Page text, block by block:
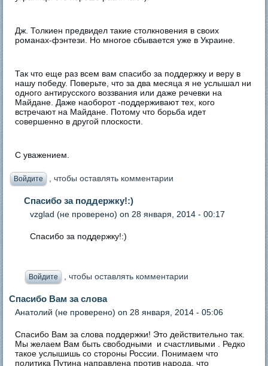
Дж. Толкиен предвидел такие столкновения в своих
романах-фэнтези. Но многое сбывается уже в Украине.
Так что еще раз всем вам спасибо за поддержку и веру в
нашу победу. Поверьте, что за два месяца я не услышал ни
одного антирусского воззвания или даже речевки на
Майдане. Даже наоборот -поддерживают тех, кого
встречают на Майдане. Потому что борьба идет
совершенно в другой плоскости.
С уважением.
Войдите , чтобы оставлять комментарии
Спасибо за поддержку!:)
vzglad (не проверено) on 28 января, 2014 - 00:17
Спасибо за поддержку!:)
Войдите , чтобы оставлять комментарии
Спасибо Вам за слова
Анатолий (не проверено) on 28 января, 2014 - 05:06
Спасибо Вам за слова поддержки! Это действительно так.
Мы желаем Вам быть свободными и счастливыми . Редко
такое услышишь со стороны России. Понимаем что
политика Путина направлена против народа, что